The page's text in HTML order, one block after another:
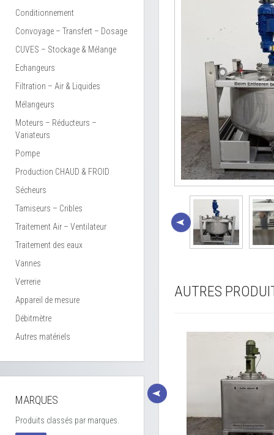
Conditionnement
Convoyage – Transfert – Dosage
CUVES – Stockage & Mélange
Echangeurs
Filtration – Air & Liquides
Mélangeurs
Moteurs – Réducteurs –
Variateurs
Pompe
Production CHAUD & FROID
Sécheurs
Tamiseurs – Cribles
Traitement Air – Ventilateur
Traitement des eaux
Vannes
Verrerie
Appareil de mesure
Débitmètre
Autres matériels
MARQUES
Produits classés par marques.
AUTRES